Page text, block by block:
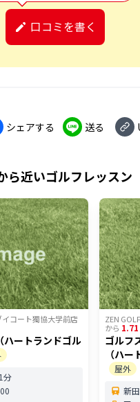
口コミを書く
シェアする 送る
ら近いゴルフレッスン
イコート獨協大学前店
ハートランドゴル
分
ZEN
から 1.71
ゴルフ
（ハ
屋外
新